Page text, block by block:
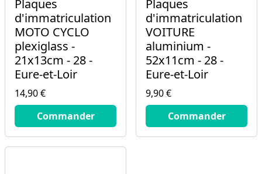
Plaques
d'immatriculation
MOTO CYCLO
plexiglass -
21x13cm - 28 -
Eure-et-Loir
14,90 €
14.9
€Commander
Plaques
d'immatriculation
VOITURE
aluminium -
52x11cm - 28 -
Eure-et-Loir
9,90 €
9.9
Commander